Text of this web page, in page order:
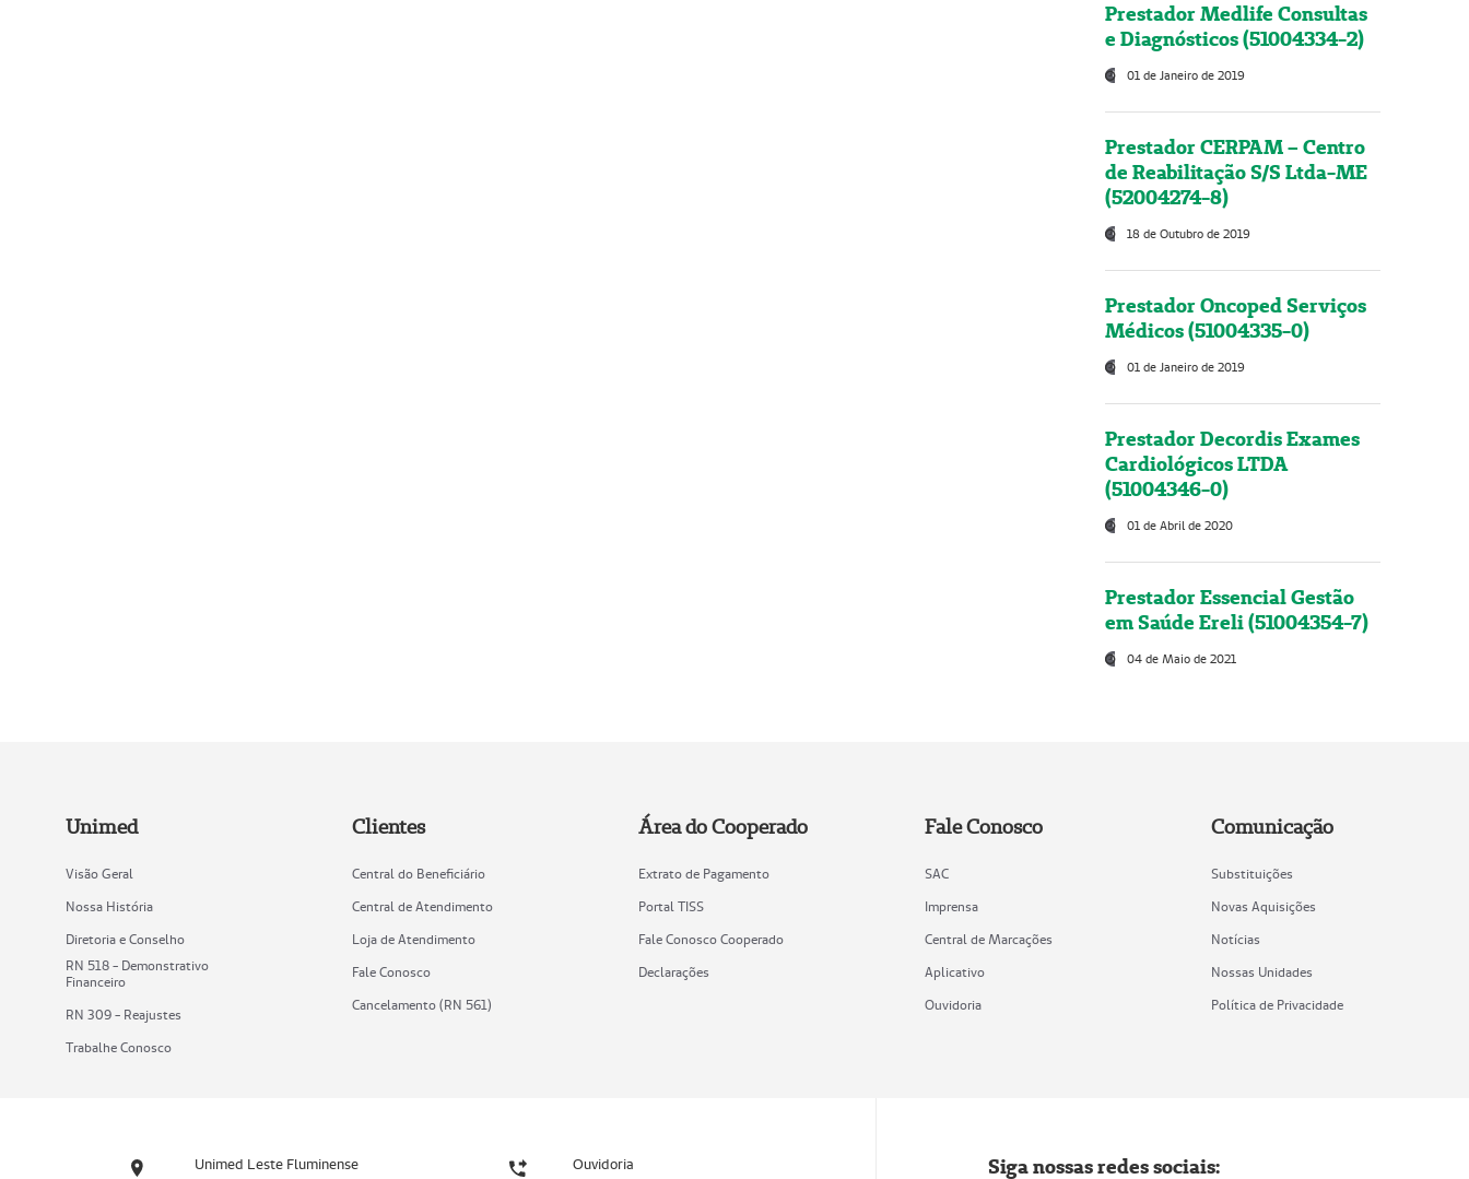
Prestador Medlife Consultas
e Diagnósticos (51004334-2)
01 de Janeiro de 2019
Prestador CERPAM – Centro
de Reabilitação S/S Ltda-ME
(52004274-8)
18 de Outubro de 2019
Prestador Oncoped Serviços
Médicos (51004335-0)
01 de Janeiro de 2019
Prestador Decordis Exames
Cardiológicos LTDA
(51004346-0)
01 de Abril de 2020
Prestador Essencial Gestão
em Saúde Ereli (51004354-7)
04 de Maio de 2021
Unimed
Visão Geral
Nossa História
Diretoria e Conselho
RN 518 - Demonstrativo
Financeiro
RN 309 - Reajustes
Trabalhe Conosco
Clientes
Central do Beneficiário
Central de Atendimento
Loja de Atendimento
Fale Conosco
Cancelamento (RN 561)
Área do Cooperado
Extrato de Pagamento
Portal TISS
Fale Conosco Cooperado
Declarações
Fale Conosco
SAC
Imprensa
Central de Marcações
Aplicativo
Ouvidoria
Comunicação
Substituições
Novas Aquisições
Notícias
Nossas Unidades
Política de Privacidade
Unimed Leste Fluminense Ouvidoria Siga nossas redes sociais: